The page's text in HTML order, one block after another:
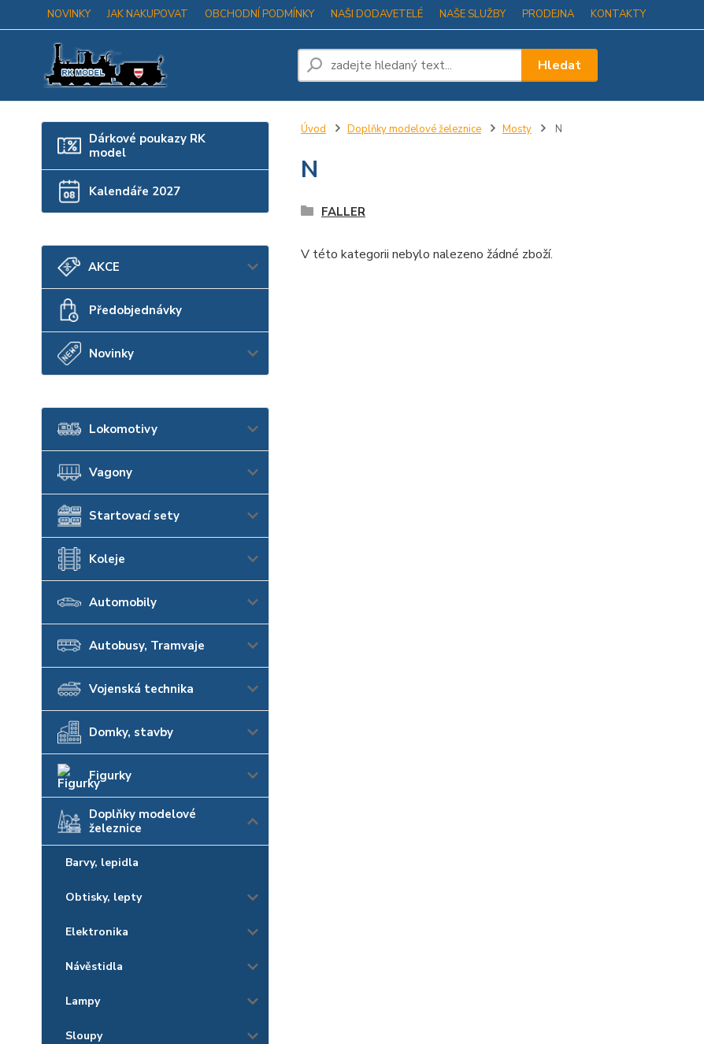
NOVINKY JAK NAKUPOVAT OBCHODNÍ PODMÍNKY NAŠI DODAVETELÉ NAŠE SLUŽBY PRODEJNA KONTAKTY
Hledat
Dárkové poukazy RK
model
Kalendáře 2027
AKCE
Předobjednávky
Novinky
Lokomotivy
Vagony
Startovací sety
Koleje
Automobily
Autobusy, Tramvaje
Vojenská technika
Domky, stavby
Figurky
Doplňky modelové
železnice
Barvy, lepidla
Obtisky, lepty
Elektronika
Návěstidla
Lampy
Sloupy
Úvod Doplňky modelové železnice Mosty N
N
FALLER
V této kategorii nebylo nalezeno žádné zboží.